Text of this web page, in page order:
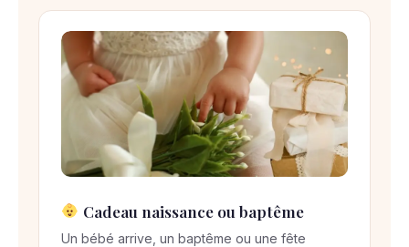
Cadeau naissance ou baptême
Un bébé arrive, un baptême ou une fête